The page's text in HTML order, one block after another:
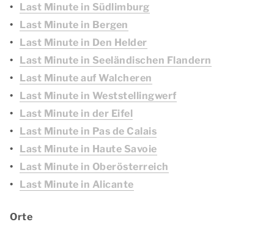
Last Minute in Südlimburg
Last Minute in Bergen
Last Minute in Den Helder
Last Minute in Seeländischen Flandern
Last Minute auf Walcheren
Last Minute in Weststellingwerf
Last Minute in der Eifel
Last Minute in Pas de Calais
Last Minute in Haute Savoie
Last Minute in Oberösterreich
Last Minute in Alicante
Orte